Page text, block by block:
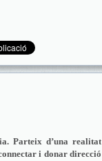
Parteix d’una realitat
i donar direcció